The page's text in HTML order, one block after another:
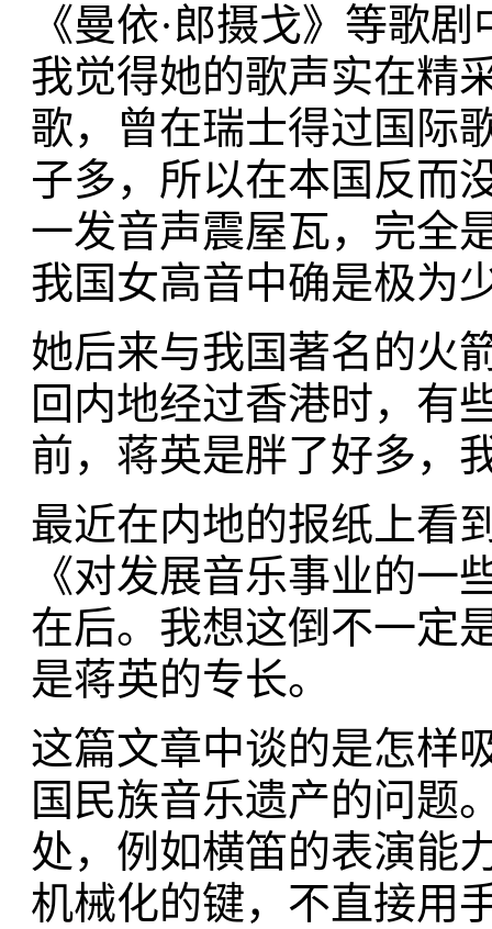
《曼依·郎摄戈》等歌
我觉得她的歌声实在精
歌，曾在瑞士得过国际
子多，所以在本国反而
一发音声震屋瓦，完全
我国女高音中确是极为
她后来与我国著名的火
回内地经过香港时，有
前，蒋英是胖了好多，
最近在内地的报纸上看
《对发展音乐事业的一
在后。我想这倒不一定
是蒋英的专长。
这篇文章中谈的是怎样
国民族音乐遗产的问题
处，例如横笛的表演能
机械化的键，不直接用